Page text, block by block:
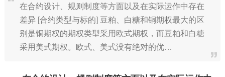
在合约设计、规则制度等方面以及在实际运作中存在
差异 [合约类型与标的] 豆粕、白糖和铜期权最大的区
别是铜期权的期权类型采用欧式期权，而豆粕和白糖
采用美式期权。欧式、美式没有绝对的优…